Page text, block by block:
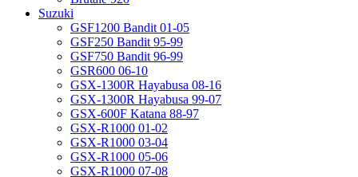
Suzuki
GSF1200 Bandit 01-05
GSF250 Bandit 95-99
GSF750 Bandit 96-99
GSR600 06-10
GSX-1300R Hayabusa 08-16
GSX-1300R Hayabusa 99-07
GSX-600F Katana 88-97
GSX-R1000 01-02
GSX-R1000 03-04
GSX-R1000 05-06
GSX-R1000 07-08